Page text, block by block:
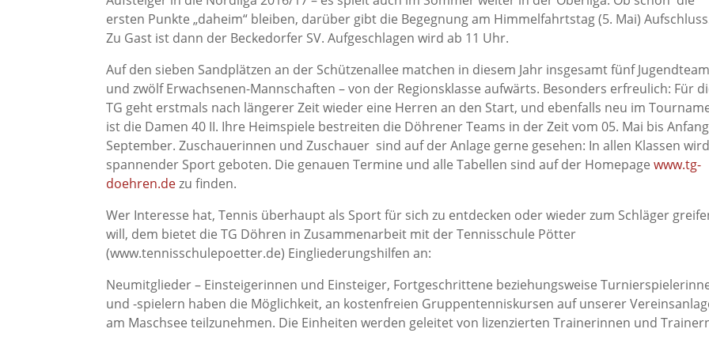
ersten Punkte „daheim“ bleiben, darüber gibt die Begegnung am Himmelfahrtstag (5. Mai)
Zu Gast ist dann der Beckedorfer SV. Aufgeschlagen wird ab 11 Uhr.
Auf den sieben Sandplätzen an der Schützenallee matchen in diesem Jahr insgesamt fünf
und zwölf Erwachsenen-Mannschaften – von der Regionsklasse aufwärts. Besonders erfreulich: Für
TG geht erstmals nach längerer Zeit wieder eine Herren an den Start, und ebenfalls neu im
ist die Damen 40 II. Ihre Heimspiele bestreiten die Döhrener Teams in der Zeit vom 05. Mai bis Anfang
September. Zuschauerinnen und Zuschauer sind auf der Anlage gerne gesehen: In allen Klassen wird
spannender Sport geboten. Die genauen Termine und alle Tabellen sind auf der Homepagewww.tg-
doehren.dezu finden.
Wer Interesse hat, Tennis überhaupt als Sport für sich zu entdecken oder wieder zum Schläger
will, dem bietet die TG Döhren in Zusammenarbeit mit der Tennisschule Pötter
(www.tennisschulepoetter.de) Eingliederungshilfen an:
Neumitglieder – Einsteigerinnen und Einsteiger, Fortgeschrittene beziehungsweise
und -spielern haben die Möglichkeit, an kostenfreien Gruppentenniskursen auf unserer
am Maschsee teilzunehmen. Die Einheiten werden geleitet von lizenzierten Trainerinnen und